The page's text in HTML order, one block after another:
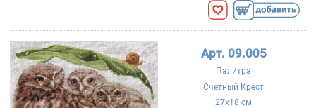
Арт. 09.005
Палитра
Счетный Крест
27x18 см